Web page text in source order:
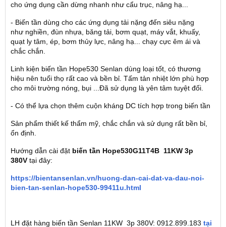
cho ứng dụng cần dừng nhanh như cẩu trục, nâng hạ...
- Biến tần dùng cho các ứng dụng tải nặng đến siêu nặng
như nghiền, đùn nhựa, băng tải, bơm quạt, máy vắt, khuấy,
quạt ly tâm, ép, bơm thủy lực, nâng hạ... chạy cực êm ái và
chắc chắn.
Linh kiện biến tần Hope530 Senlan dùng loại tốt, có thương
hiệu nên tuổi thọ rất cao và bền bỉ. Tấm tản nhiệt lớn phù hợp
cho môi trường nóng, bụi ...Đã sử dụng là yên tâm tuyệt đối.
- Có thể lựa chọn thêm cuộn kháng DC tích hợp trong biến tần
Sản phẩm thiết kế thẩm mỹ, chắc chắn và sử dụng rất bền bỉ,
ổn định.
Hướng dẫn cài đặt biến tần Hope530G11T4B 11KW 3p
380V tại đây:
https://bientansenlan.vn/huong-dan-cai-dat-va-dau-noi-
bien-tan-senlan-hope530-99411u.html
LH đặt hàng biến tần Senlan 11KW 3p 380V: 0912.899.183 tại